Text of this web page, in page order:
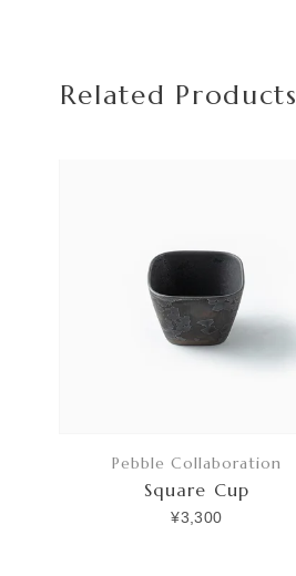
Related Products
Pebble Collaboration
Square Cup
¥3,300